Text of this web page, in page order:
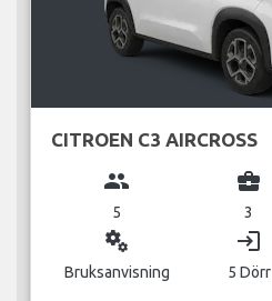
CITROEN C3 AIRCROSS
group
5
business_center
3
miscellaneous_services
Bruksanvisning
login
5 Dörr